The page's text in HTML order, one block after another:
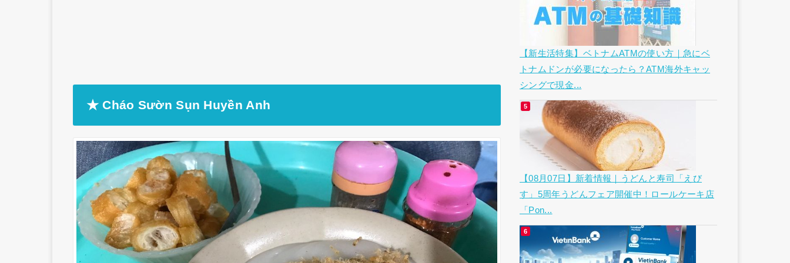
★ Cháo Sườn Sụn Huyền Anh
【新生活特集】ベトナムATMの使い方｜急にベ
トナムドンが必要になったら？ATM海外キャッ
シングで現金...
【08月07日】新着情報｜うどんと寿司「えび
す」5周年うどんフェア開催中！ロールケーキ店
「Pon...